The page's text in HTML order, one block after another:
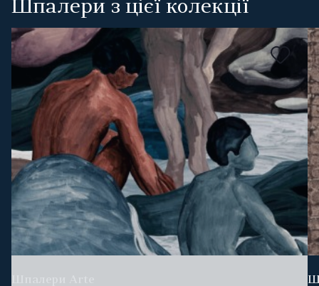
Шпалери з цієї колекції